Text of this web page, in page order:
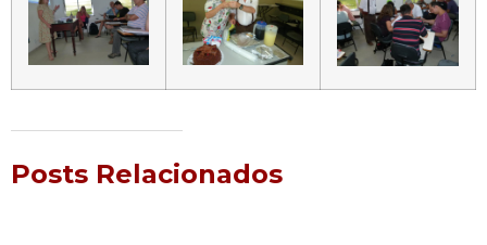
Posts Relacionados